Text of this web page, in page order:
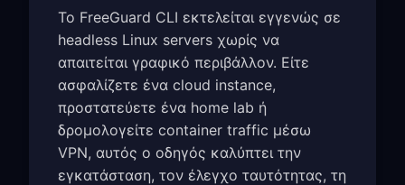
Το FreeGuard CLI εκτελείται εγγενώς σε
headless Linux servers χωρίς να
απαιτείται γραφικό περιβάλλον. Είτε
ασφαλίζετε ένα cloud instance,
προστατεύετε ένα home lab ή
δρομολογείτε container traffic μέσω
VPN, αυτός ο οδηγός καλύπτει την
εγκατάσταση, τον έλεγχο ταυτότητας, τη